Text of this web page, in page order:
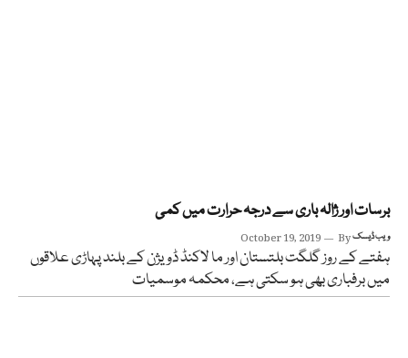
برسات اور ژالہ باری سے درجہ حرارت میں کمی
October 19, 2019 Byویب ڈیسک
ہفتے کے روز گلگت بلتستان اور ما لاکنڈ ڈویژن کے بلند پہاڑی علاقوں
میں برفباری بھی ہو سکتی ہے، محکمہ موسمیات